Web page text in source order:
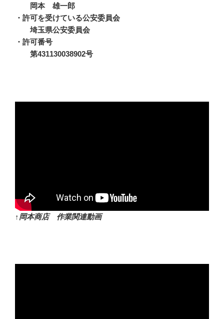
岡本 雄一郎
・許可を受けている公安委員会
埼玉県公安委員会
・許可番号
第431130038902号
↑岡本商店 作業関連動画